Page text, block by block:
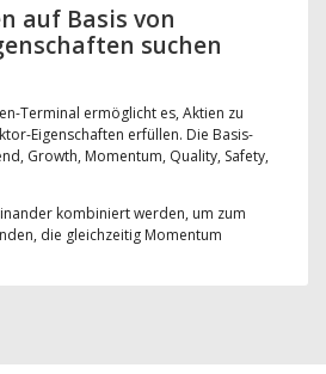
auf Basis von
suchen
Terminal ermöglicht es, Aktien zu
Eigenschaften erfüllen. Die Basis-
Growth, Momentum, Quality, Safety,
kombiniert werden, um zum
die gleichzeitig Momentum